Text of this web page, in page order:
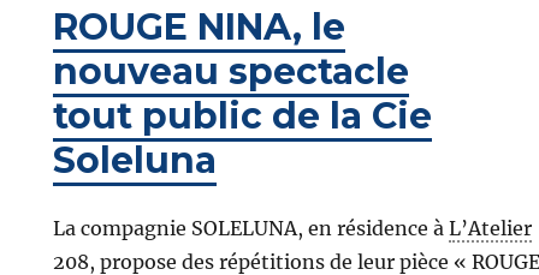
ROUGE NINA, le
nouveau spectacle
tout public de la Cie
Soleluna
La compagnie SOLELUNA, en résidence à L’Atelier
208, propose des répétitions de leur pièce « ROUGE